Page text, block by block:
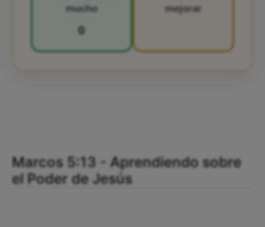
mucho
0
mejorar
Marcos 5:13 - Aprendiendo sobre
el Poder de Jesús